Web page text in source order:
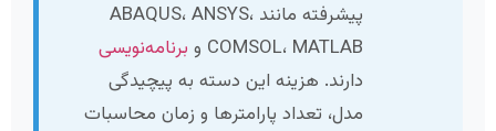
پیشرفته مانند ABAQUS، ANSYS،
COMSOL، MATLAB و
برنامه‌نویسی
دارند. هزینه این دسته به پیچیدگی
مدل، تعداد پارامترها و زمان محاسبات